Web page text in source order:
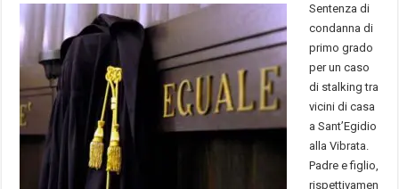
Sentenza di
condanna di
primo grado
per un caso
di stalking tra
vicini di casa
a Sant’Egidio
alla Vibrata.
Padre e figlio,
rispettivamen